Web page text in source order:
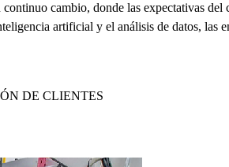
cambio, donde las expectativas
artificial y el análisis de datos, las
DE CLIENTES